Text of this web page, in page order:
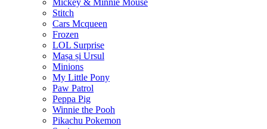
Stitch
Cars Mcqueen
Frozen
LOL Surprise
Mașa și Ursul
Minions
My Little Pony
Paw Patrol
Peppa Pig
Winnie the Pooh
Pikachu Pokemon